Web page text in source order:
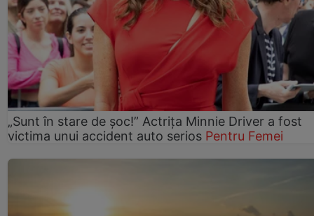
„Sunt în stare de șoc!” Actrița Minnie Driver a fost
victima unui accident auto serios Pentru Femei